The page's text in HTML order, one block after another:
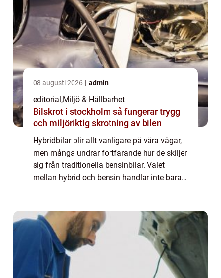
08 augusti 2026 admin
editorial,Miljö & Hållbarhet
Bilskrot i stockholm så fungerar trygg
och miljöriktig skrotning av bilen
Hybridbilar blir allt vanligare på våra vägar,
men många undrar fortfarande hur de skiljer
sig från traditionella bensinbilar. Valet
mellan hybrid och bensin handlar inte bara